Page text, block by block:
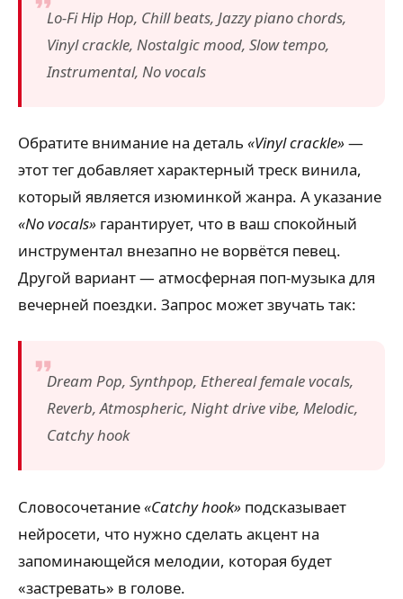
Lo-Fi Hip Hop, Chill beats, Jazzy piano chords,
Vinyl crackle, Nostalgic mood, Slow tempo,
Instrumental, No vocals
Обратите внимание на деталь «Vinyl crackle»—
этот тег добавляет характерный треск винила,
который является изюминкой жанра. А указание
«No vocals» гарантирует, что в ваш спокойный
инструментал внезапно не ворвётся певец.
Другой вариант — атмосферная поп-музыка для
вечерней поездки. Запрос может звучать так:
Dream Pop, Synthpop, Ethereal female vocals,
Reverb, Atmospheric, Night drive vibe, Melodic,
Catchy hook
Словосочетание«Catchy hook» подсказывает
нейросети, что нужно сделать акцент на
запоминающейся мелодии, которая будет
«застревать» в голове.